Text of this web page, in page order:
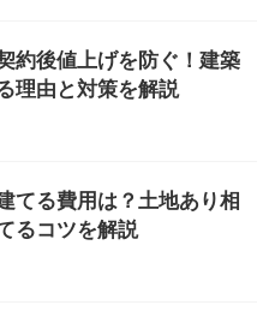
約後値上げを防ぐ！建築
理由と対策を解説
てる費用は？土地あり相
るコツを解説